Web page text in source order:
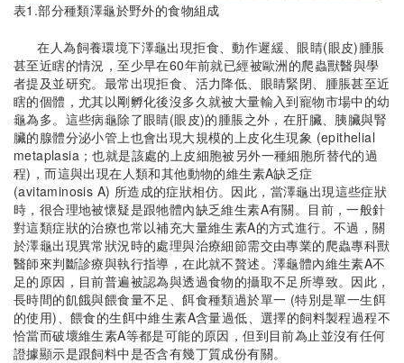
表1.部分種類澤龜於野外的食物組成
在人為飼養環境下澤龜出現拒食、動作遲緩、眼睛(眼皮)腫脹
甚至近瞎的情況，至少早在60年前就已經被歐洲的爬蟲獸醫與學
者提及並研究。最常出現拒食、活力降低、眼睛緊閉、腫脹甚至近
瞎的個體，尤其以剛孵化後沒多久就被大量輸入到寵物市場中的幼
龜為多。這些病龜除了眼睛(眼皮)的腫脹之外，在肝臟、胰臟與腎
臟的腺體分泌小管上也會出現大規模的上皮化生現象 (epithelial
metaplasia；也就是該處的上皮細胞被另外一種細胞所替代的過
程)，而這與出現在人類和其他動物的維生素A缺乏症
(avitaminosis A) 所造成的症狀相仿。因此，當澤龜出現這些症狀
時，很合理地被懷疑是跟牠體內缺乏維生素A有關。目前，一般針
對這類症狀的治療也常以補充大量維生素A的方式進行。不過，關
於澤龜出現異常狀況時的處理與治療細節需交由專業的爬蟲專科獸
醫師來判斷診療與執行指導，在此就不贅述。澤龜體內維生素A不
足的原因，目前普遍被認為與透過食物的攝取不足所導致。因此，
長時間的飢餓與餵食量不足、餌食種類過於單一 (特別是單一生餌
的使用)、餵食的生餌中維生素A含量過低、選擇的飼料製程過程不
恰當而破壞維生素A等都是可能的原因，但到目前為止並沒有任何
證據顯示是跟飼料中是否含有幾丁質成份有關。